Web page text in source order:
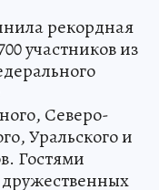
рекордная
участников из
Северо-
Уральского и
Гостями